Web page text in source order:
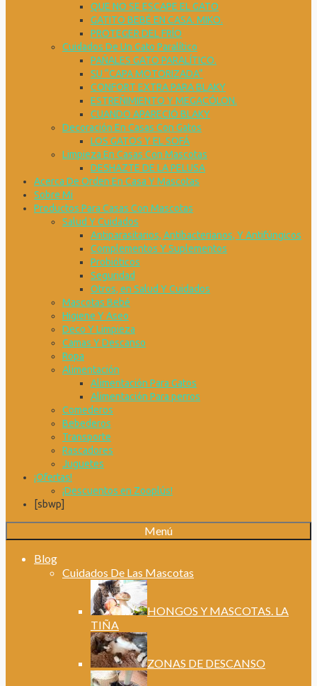
QUE NO SE ESCAPE EL GATO
GATITO BEBÉ EN CASA. MIKO.
PROTEGER DEL FRÍO
Cuidados De Un Gato Paralítico
PAÑALES GATO PARALÍTICO.
SU “CAPA MOTORIZADA”
CONFORT EXTRA PARA BLAKY
ESTREÑIMIENTO Y MEGACÓLON.
CUANDO APARECIÓ BLAKY
Decoración En Casas Con Gatos
LOS GATOS Y EL SOFÁ
Limpieza En Casas Con Mascotas
DESHAZTE DE LA PELUSA
Acerca De Orden En Casa Y Mascotas
Sobre Mi
Productos Para Casas Con Mascotas
Salud Y Cuidados
Antiparasitarios, Antibacterianos, Y Antifúngicos
Complementos Y Suplementos
Probióticos
Seguridad
Otros, en Salud Y Cuidados
Mascotas Bebé
Higiene Y Aseo
Deco Y Limpieza
Camas Y Descanso
Ropa
Alimentación
Alimentación Para Gatos
Alimentación Para perros
Comederos
Bebederos
Transporte
Rascadores
Juguetes
¡Ofertas!
¡Descuentos en Zooplús!
[sbwp]
Menú
Blog
Cuidados De Las Mascotas
HONGOS Y MASCOTAS. LA
TIÑA
ZONAS DE DESCANSO